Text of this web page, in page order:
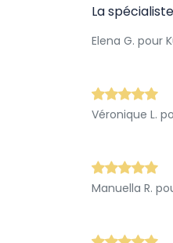
La
Elena G. pour
Véronique L.
Manuella R.